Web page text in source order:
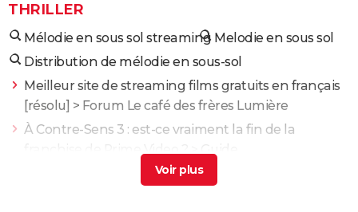
DICTIONNAIRE
Dictionnaire
Biographies
Citations
Expressions
Proverbes
PROGRAMME TV
COPAINS D'AVANT
AVIS DE DÉCÈS
FORUM
THRILLER
Mélodie en sous sol streaming Melodie en sous sol
Distribution de mélodie en sous-sol
Meilleur site de streaming films gratuits en français
[résolu] > Forum Le café des frères Lumière
À Contre-Sens 3 : est-ce vraiment la fin de la
> Guide
Yoroï : peut-on voir le film si on ne connaît pas la